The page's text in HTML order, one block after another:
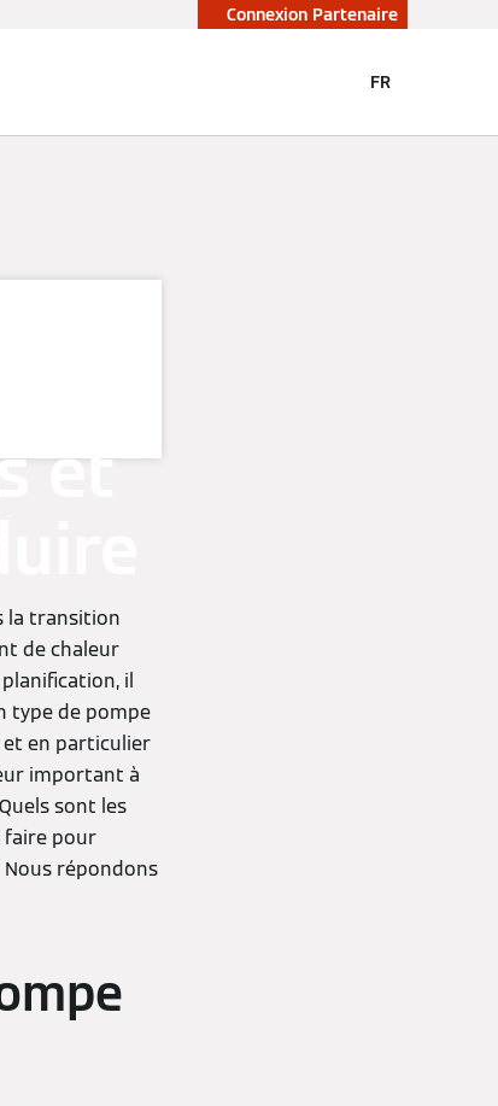
Connexion Partenaire
FR
et
la transition
de chaleur
il
type de pompe
et en particulier
important à
sont les
faire pour
répondons